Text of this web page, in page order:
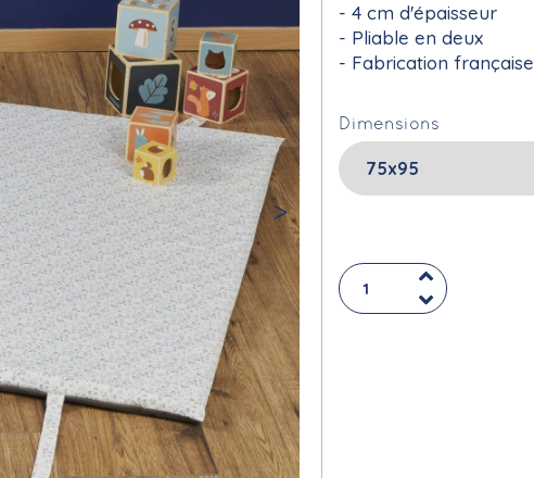
4 cm d'épaisseur
Pliable en deux
Fabrication française
Dimensions